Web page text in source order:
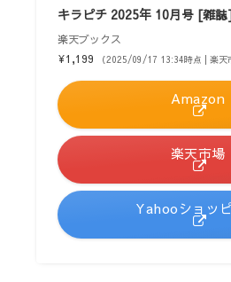
キラピチ 2025年 10月号 [雑
楽天ブックス
¥1,199
（2025/09/17 13:34時点 | 楽天
Amazon
楽天市場
Yahooショッ